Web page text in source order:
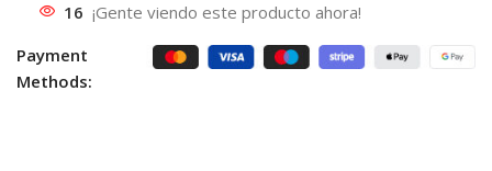
16 ¡Gente viendo este producto ahora!
Payment
Methods: